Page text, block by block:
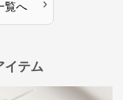
覧へ ›
イテム